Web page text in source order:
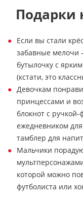
Подарки
Если вы стали
забавные
бутылочку с
(кстати, это
Девочкам
принцессами и
блокнот с
ежедневником
тамблер для
Мальчики
которой можно
футболиста или